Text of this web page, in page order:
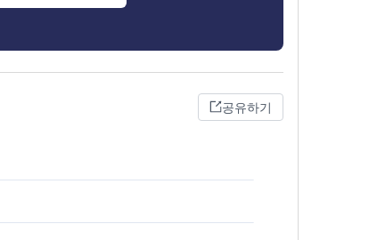
공유하기